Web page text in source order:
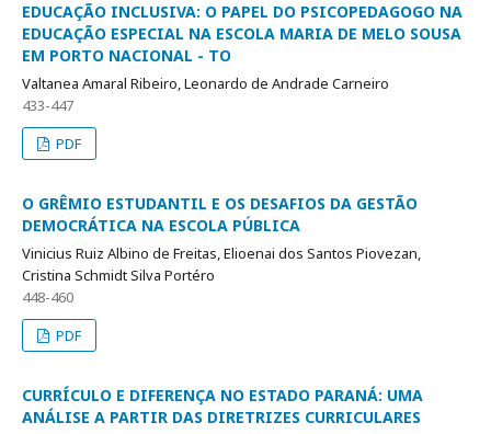
EDUCAÇÃO INCLUSIVA: O PAPEL DO PSICOPEDAGOGO NA
EDUCAÇÃO ESPECIAL NA ESCOLA MARIA DE MELO SOUSA
EM PORTO NACIONAL - TO
Valtanea Amaral Ribeiro, Leonardo de Andrade Carneiro
433-447
PDF
O GRÊMIO ESTUDANTIL E OS DESAFIOS DA GESTÃO
DEMOCRÁTICA NA ESCOLA PÚBLICA
Vinicius Ruiz Albino de Freitas, Elioenai dos Santos Piovezan,
Cristina Schmidt Silva Portéro
448-460
PDF
CURRÍCULO E DIFERENÇA NO ESTADO PARANÁ: UMA
ANÁLISE A PARTIR DAS DIRETRIZES CURRICULARES